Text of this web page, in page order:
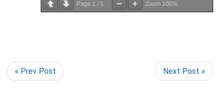
Page 1 / 1 Zoom 100%
« Prev Post Next Post »